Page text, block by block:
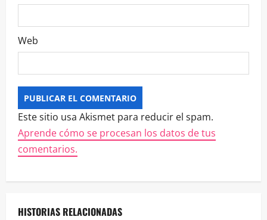
Web
Este sitio usa Akismet para reducir el spam.
Aprende cómo se procesan los datos de tus
comentarios.
HISTORIAS RELACIONADAS